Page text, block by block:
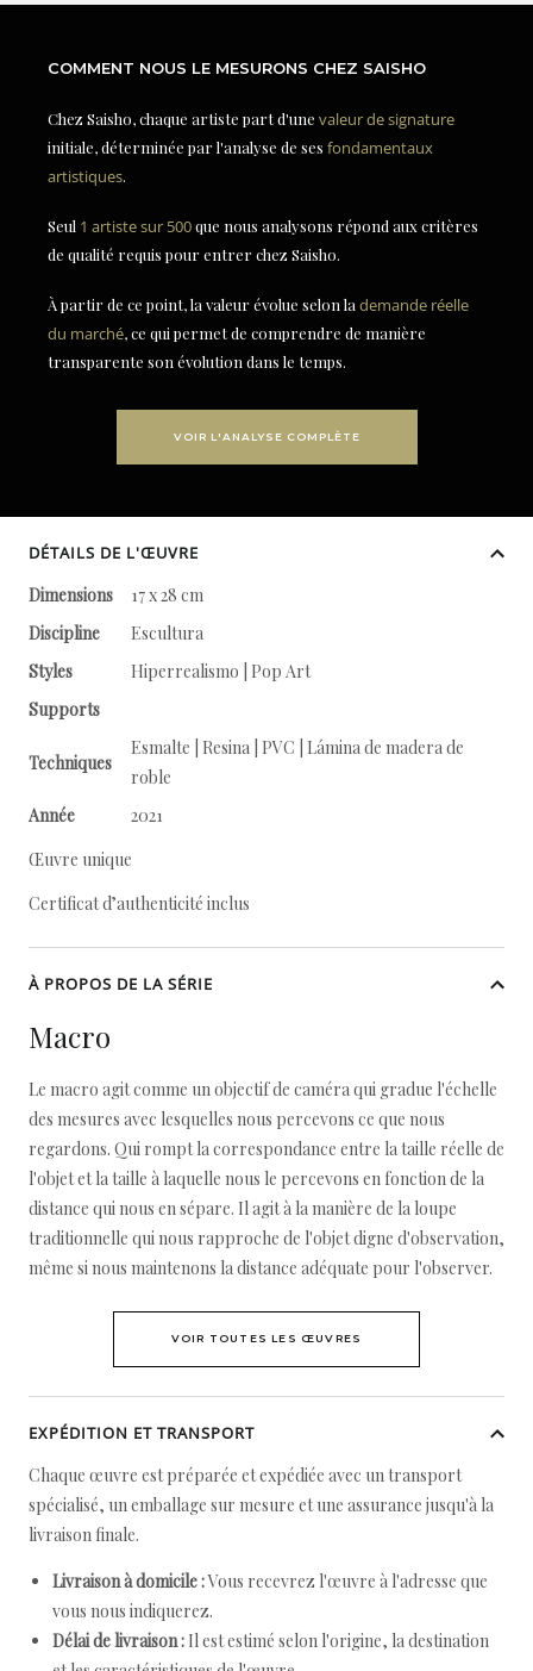
COMMENT NOUS LE MESURONS CHEZ SAISHO
Chez Saisho, chaque artiste part d'une valeur de signature
initiale, déterminée par l'analyse de ses fondamentaux
artistiques.
Seul 1 artiste sur 500que nous analysons répond aux critères
de qualité requis pour entrer chez Saisho.
À partir de ce point, la valeur évolue selon la demande réelle
du marché, ce qui permet de comprendre de manière
transparente son évolution dans le temps.
VOIR L'ANALYSE COMPLÈTE
DÉTAILS DE L'ŒUVRE
Dimensions
17 x 28 cm
Discipline
Escultura
Styles
Hiperrealismo | Pop Art
Supports
Techniques
Esmalte | Resina | PVC | Lámina de madera de
roble
Année
2021
Œuvre unique
Certificat d’authenticité inclus
À PROPOS DE LA SÉRIE
Macro
Le macro agit comme un objectif de caméra qui gradue l'échelle
des mesures avec lesquelles nous percevons ce que nous
regardons. Qui rompt la correspondance entre la taille réelle de
l'objet et la taille à laquelle nous le percevons en fonction de la
distance qui nous en sépare. Il agit à la manière de la loupe
traditionnelle qui nous rapproche de l'objet digne d'observation,
même si nous maintenons la distance adéquate pour l'observer.
VOIR TOUTES LES ŒUVRES
EXPÉDITION ET TRANSPORT
Chaque œuvre est préparée et expédiée avec un transport
spécialisé, un emballage sur mesure et une assurance jusqu'à la
livraison finale.
Livraison à domicile :Vous recevrez l'œuvre à l'adresse que
vous nous indiquerez.
Délai de livraison : Il est estimé selon l'origine, la destination